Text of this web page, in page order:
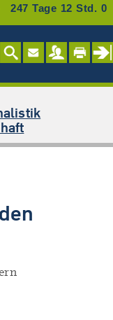
Tage 12 Std. 0